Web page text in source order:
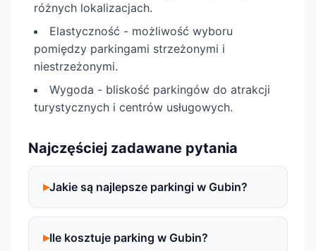
różnych lokalizacjach.
Elastyczność - możliwość wyboru
pomiędzy parkingami strzeżonymi i
niestrzeżonymi.
Wygoda - bliskość parkingów do atrakcji
turystycznych i centrów usługowych.
Najczęściej zadawane pytania
Jakie są najlepsze parkingi w Gubin?
Ile kosztuje parking w Gubin?